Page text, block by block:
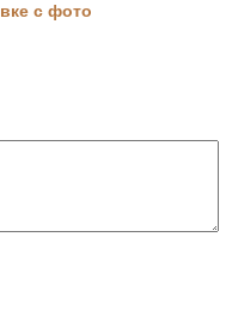
с фото